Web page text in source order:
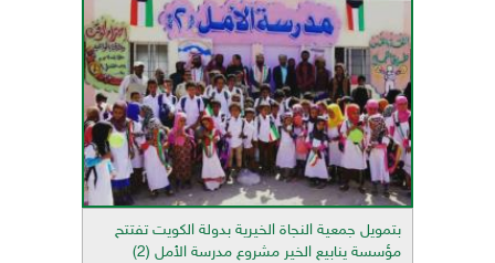
بتمويل جمعية النجاة الخيرية بدولة الكويت تفتتح
مؤسسة ينابيع الخير مشروع مدرسة الأمل (2)